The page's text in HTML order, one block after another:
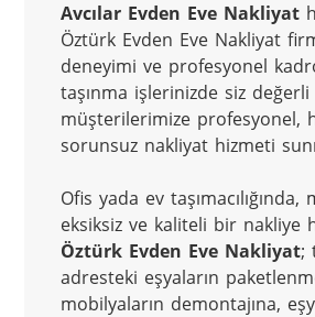
Avcılar Evden Eve Nakliyat
Öztürk Evden Eve Nakliyat
deneyimi ve profesyonel
taşınma işlerinizde siz değerli
müşterilerimize profesyonel,
sorunsuz nakliyat hizmeti
Ofis yada ev
Öztürk Evden Eve Nakliyat;
adresteki eşyaların
mobilyaların demontajına,